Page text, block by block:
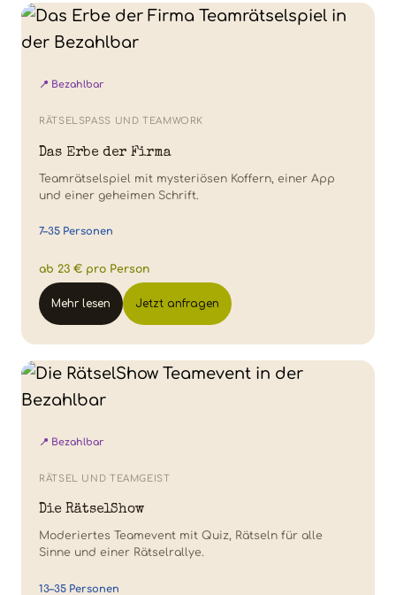
📍 Bezahlbar
RÄTSELSPASS UND TEAMWORK
Das Erbe der Firma
Teamrätselspiel mit mysteriösen Koffern, einer App
und einer geheimen Schrift.
7–35 Personen
ab 23 € pro Person
Mehr lesen Jetzt anfragen
📍 Bezahlbar
RÄTSEL UND TEAMGEIST
Die RätselShow
Moderiertes Teamevent mit Quiz, Rätseln für alle
Sinne und einer Rätselrallye.
13–35 Personen